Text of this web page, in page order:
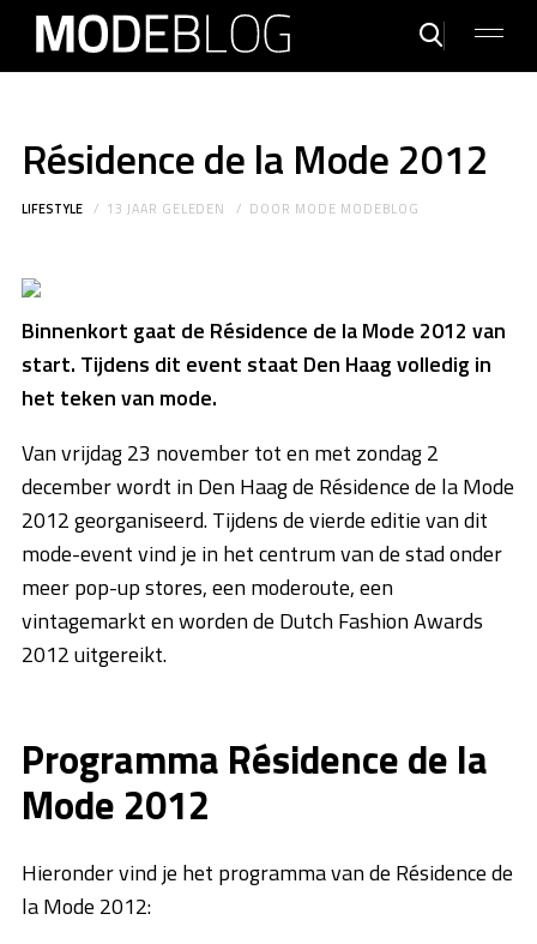
Résidence de la Mode 2012
LIFESTYLE 13 JAAR GELEDEN DOOR MODE MODEBLOG
Binnenkort gaat de Résidence de la Mode 2012 van
start. Tijdens dit event staat Den Haag volledig in
het teken van mode.
Van vrijdag 23 november tot en met zondag 2
december wordt in Den Haag de Résidence de la Mode
2012 georganiseerd. Tijdens de vierde editie van dit
mode-event vind je in het centrum van de stad onder
meer pop-up stores, een moderoute, een
vintagemarkt en worden de Dutch Fashion Awards
2012 uitgereikt.
Programma Résidence de la
Mode 2012
Hieronder vind je het programma van de Résidence de
la Mode 2012: